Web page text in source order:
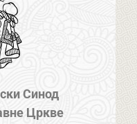
Синод
Цркве